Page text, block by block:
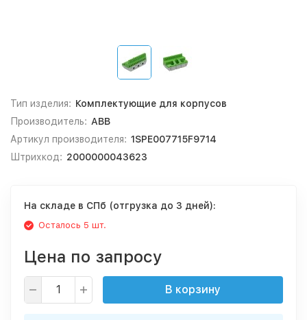
Тип изделия: Комплектующие для корпусов
Производитель: ABB
Артикул производителя: 1SPE007715F9714
Штрихкод: 2000000043623
На складе в СПб (отгрузка до 3 дней):
Осталось 5 шт.
Цена по запросу
В корзину